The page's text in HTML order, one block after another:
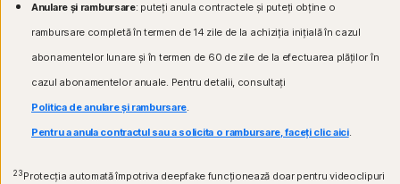
Anulare și rambursare: puteți anula contractele și puteți obține o
rambursare completă în termen de 14 zile de la achiziția inițială în cazul
abonamentelor lunare și în termen de 60 de zile de la efectuarea plăților în
cazul abonamentelor anuale. Pentru detalii, consultați
Politica de anulare și rambursare.
Pentru a anula contractul sau a solicita o rambursare, faceți clic aici.
23 Protecția automată împotriva deepfake funcționează doar pentru videoclipuri